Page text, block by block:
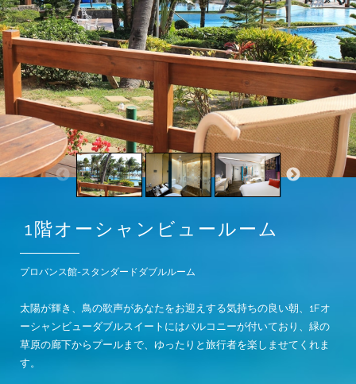
1階オーシャンビュールーム
プロバンス館-スタンダードダブルルーム
太陽が輝き、鳥の歌声があなたをお迎えする気持ちの良い朝、1Fオ
ーシャンビューダブルスイートにはバルコニーが付いており、緑の
草原の廊下からプールまで、ゆったりと旅行者を楽しませてくれま
す。